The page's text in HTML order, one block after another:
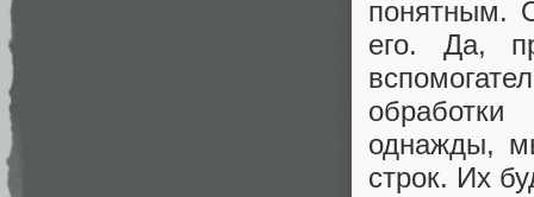
понятным.
его. Да,
однажды,
строк. Их